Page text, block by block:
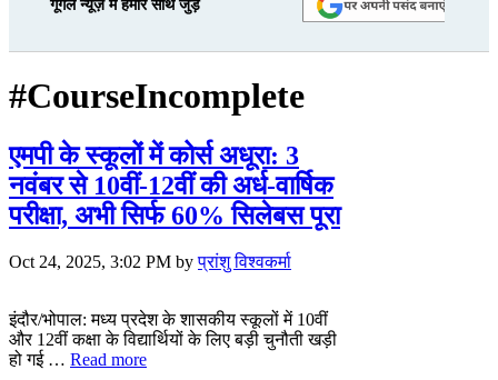
गूगल न्यूज़ में हमारे साथ जुड़ें
#CourseIncomplete
एमपी के स्कूलों में कोर्स अधूरा: 3
नवंबर से 10वीं-12वीं की अर्ध-वार्षिक
परीक्षा, अभी सिर्फ 60% सिलेबस पूरा
Oct 24, 2025, 3:02 PM byप्रांशु विश्वकर्मा
इंदौर/भोपाल: मध्य प्रदेश के शासकीय स्कूलों में 10वीं
और 12वीं कक्षा के विद्यार्थियों के लिए बड़ी चुनौती खड़ी
हो गई … Read more